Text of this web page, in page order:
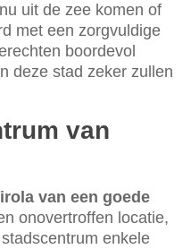
uit de zee komen of
met een zorgvuldige
boordevol
deze stad zeker zullen
van
van een goede
onovertroffen locatie,
enkele